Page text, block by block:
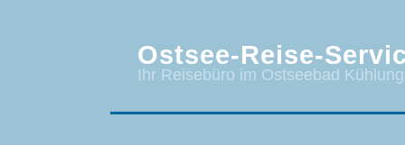
Ostsee-Reise-
Ihr Reisebüro im Ostseebad